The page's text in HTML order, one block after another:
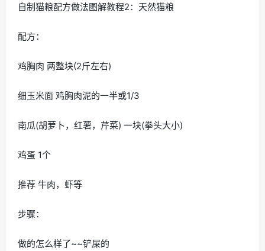
自制猫粮配方做法图解教程2：天然猫粮
配方：
鸡胸肉 两整块(2斤左右)
细玉米面 鸡胸肉泥的一半或1/3
南瓜(胡萝卜，红薯，芹菜) 一块(拳头大小)
鸡蛋 1个
推荐 牛肉，虾等
步骤：
做的怎么样了~~铲屎的